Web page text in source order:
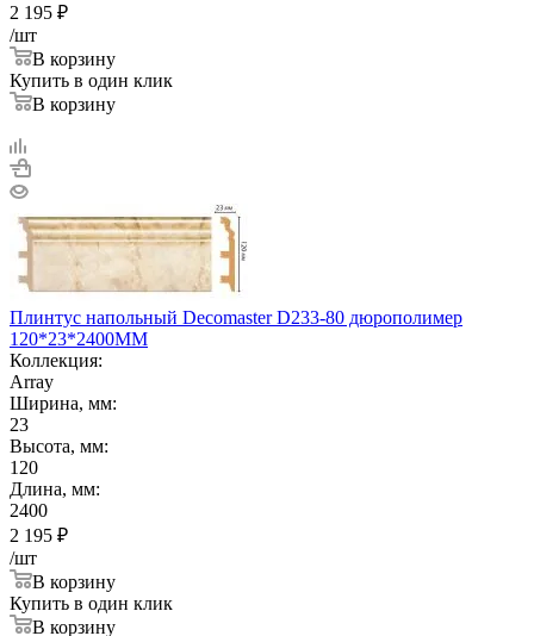
2 195 ₽
/шт
В корзину
Купить в один клик
В корзину
Плинтус напольный Decomaster D233-80 дюрополимер
120*23*2400ММ
Коллекция:
Array
Ширина, мм:
23
Высота, мм:
120
Длина, мм:
2400
2 195 ₽
/шт
В корзину
Купить в один клик
В корзину